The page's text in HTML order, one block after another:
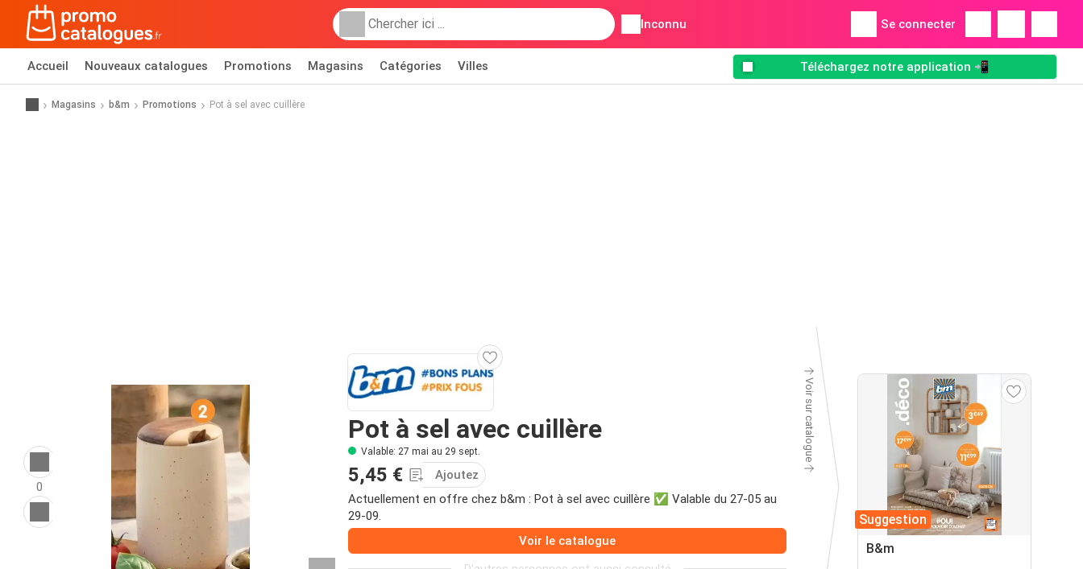
Inconnu Se connecter
Accueil Nouveaux catalogues Promotions Magasins Catégories Villes Téléchargez notre application 📲
Magasins b&m Promotions Pot à sel avec cuillère
0
Pot à sel avec cuillère
Valable: 27 mai au 29 sept.
5,45 €
Ajoutez
Actuellement en offre chez b&m : Pot à sel avec cuillère ✅ Valable du 27-05 au
29-09.
Voir le catalogue
Voir sur catalogue
Suggestion
B&m